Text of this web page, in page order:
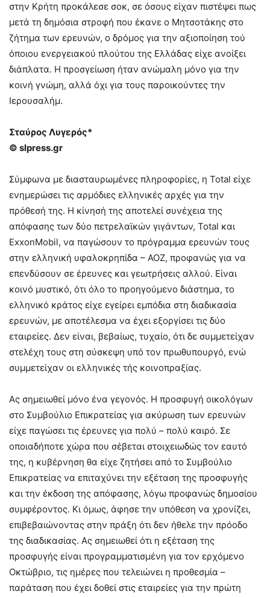
στην Κρήτη προκάλεσε σοκ, σε όσους είχαν πιστέψει πως
μετά τη δημόσια στροφή που έκανε ο Μητσοτάκης στο
ζήτημα των ερευνών, ο δρόμος για την αξιοποίηση τού
όποιου ενεργειακού πλούτου της Ελλάδας είχε ανοίξει
διάπλατα. Η προσγείωση ήταν ανώμαλη μόνο για την
κοινή γνώμη, αλλά όχι για τους παροικούντες την
Ιερουσαλήμ.
Σταύρος Λυγερός*
© slpress.gr
Σύμφωνα με διασταυρωμένες πληροφορίες, η Total είχε
ενημερώσει τις αρμόδιες ελληνικές αρχές για την
πρόθεσή της. Η κίνησή της αποτελεί συνέχεια της
απόφασης των δύο πετρελαϊκών γιγάντων, Total και
ExxonMobil, να παγώσουν το πρόγραμμα ερευνών τους
στην ελληνική υφαλοκρηπίδα – ΑΟΖ, προφανώς για να
επενδύσουν σε έρευνες και γεωτρήσεις αλλού. Είναι
κοινό μυστικό, ότι όλο το προηγούμενο διάστημα, το
ελληνικό κράτος είχε εγείρει εμπόδια στη διαδικασία
ερευνών, με αποτέλεσμα να έχει εξοργίσει τις δύο
εταιρείες. Δεν είναι, βεβαίως, τυχαίο, ότι δε συμμετείχαν
στελέχη τους στη σύσκεψη υπό τον πρωθυπουργό, ενώ
συμμετείχαν οι ελληνικές τής κοινοπραξίας.
Ας σημειωθεί μόνο ένα γεγονός. Η προσφυγή οικολόγων
στο Συμβούλιο Επικρατείας για ακύρωση των ερευνών
είχε παγώσει τις έρευνες για πολύ – πολύ καιρό. Σε
οποιαδήποτε χώρα που σέβεται στοιχειωδώς τον εαυτό
της, η κυβέρνηση θα είχε ζητήσει από το Συμβούλιο
Επικρατείας να επιταχύνει την εξέταση της προσφυγής
και την έκδοση της απόφασης, λόγω προφανώς δημοσίου
συμφέροντος. Κι όμως, άφησε την υπόθεση να χρονίζει,
επιβεβαιώνοντας στην πράξη ότι δεν ήθελε την πρόοδο
της διαδικασίας. Ας σημειωθεί ότι η εξέταση της
προσφυγής είναι προγραμματισμένη για τον ερχόμενο
Οκτώβριο, τις ημέρες που τελειώνει η προθεσμία –
παράταση που έχει δοθεί στις εταιρείες για την πρώτη